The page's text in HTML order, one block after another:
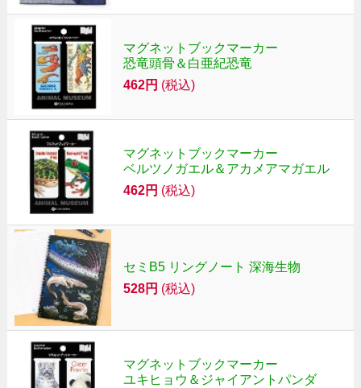
マグネットブックマーカー
恐竜頭骨＆白亜紀恐竜
462円 (税込)
マグネットブックマーカー
ベルツノガエル＆アカメアマガエル
462円 (税込)
セミB5 リングノート 深海生物
528円 (税込)
マグネットブックマーカー
ユキヒョウ＆ジャイアントパンダ